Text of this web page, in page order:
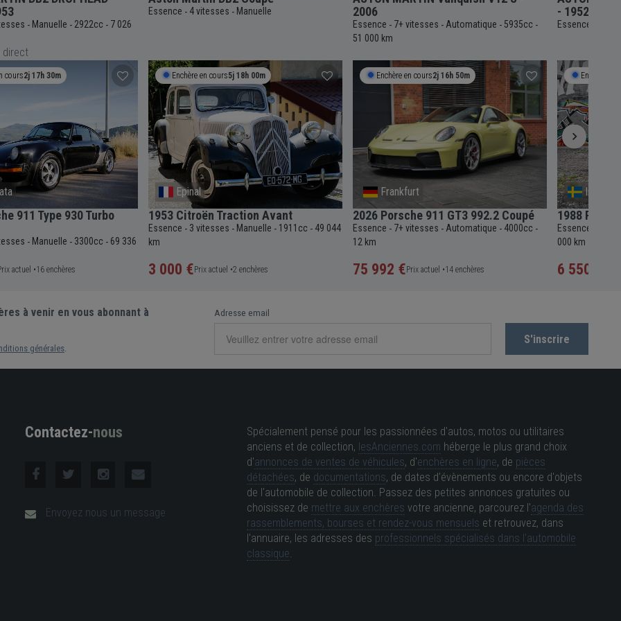
- Manuelle - 2922cc - 7 026
Essence - 4 vitesses - Manuelle
2006
Essence - 7+ vitesses -Automatique - 5935cc -
51 000 km
- 1952
Essence
direct
cours2j 17h 30m
911 Type 930 Turbo
- Manuelle - 3300cc - 69 336
actuel •16 enchères
Enchère en cours5j 18h 00m
Epinal
1953 Citroën Traction Avant
Essence - 3 vitesses - Manuelle - 1911cc - 49 044
km
3 000 € Prix actuel •2 enchères
Enchère en cours2j 16h 50m
Frankfurt
2026 Porsche 911 GT3 992.2 Coupé
Essence - 7+ vitesses - Automatique - 4000cc -
12 km
75 992 € Prix actuel •14 enchères
Enchère en
1988
Essence
000 km
6 550 €
à venir en vous abonnant à
générales
Adresse email
Contactez-nous
Envoyez nous un message
Spécialement pensé pour les passionnées d'autos, motos ou utilitaires
anciens et de collection, lesAnciennes.com héberge le plus grand choix
d'annonces de ventes de véhicules, d'enchères en ligne, de pièces
détachées, de documentations, de dates d'évènements ou encore d'objets
de l'automobile de collection. Passez des petites annonces gratuites ou
choisissez de mettre aux enchères votre ancienne, parcourez l'agenda des
rassemblements, bourses et rendez-vous mensuels et retrouvez, dans
l'annuaire, les adresses des professionnels spécialisés dans l'automobile
classique.